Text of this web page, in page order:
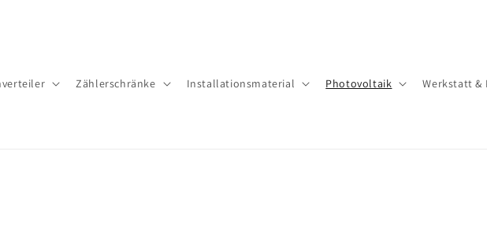
Zäh­ler­schrän­ke Installationsmaterial Photovoltaik Werkstatt &